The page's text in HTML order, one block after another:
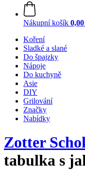
Nákupní košík
Koření
Sladké a slané
Do špajzky
Nápoje
Do kuchyně
Asie
DIY
Grilování
Značky
Nabídky
Zotter
tabulka s